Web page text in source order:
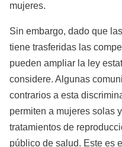
mujeres.
Sin embargo, dado que
tiene trasferidas las
pueden ampliar la ley
considere. Algunas
contrarios a esta
permiten a mujeres solas
tratamientos de
público de salud. Este es